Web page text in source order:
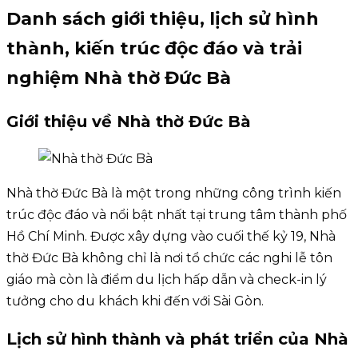
Danh sách giới thiệu, lịch sử hình
thành, kiến trúc độc đáo và trải
nghiệm Nhà thờ Đức Bà
Giới thiệu về Nhà thờ Đức Bà
Nhà thờ Đức Bà là một trong những công trình kiến
trúc độc đáo và nổi bật nhất tại trung tâm thành phố
Hồ Chí Minh. Được xây dựng vào cuối thế kỷ 19, Nhà
thờ Đức Bà không chỉ là nơi tổ chức các nghi lễ tôn
giáo mà còn là điểm du lịch hấp dẫn và check-in lý
tưởng cho du khách khi đến với Sài Gòn.
Lịch sử hình thành và phát triển của Nhà